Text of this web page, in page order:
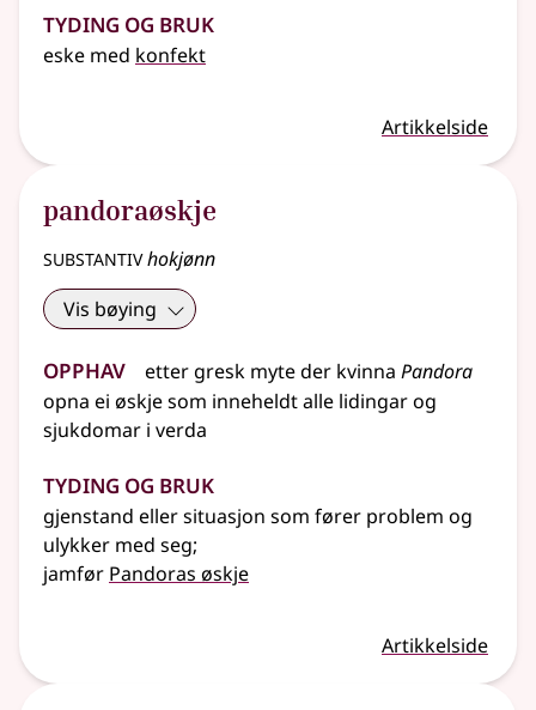
Tyding og bruk
eske med konfekt
Artikkelside
pandoraøskje
substantivhokjønn
Vis bøying
Opphav etter gresk myte der kvinna Pandora
opna ei øskje som inneheldt alle lidingar og
sjukdomar i verda
Tyding og bruk
gjenstand eller situasjon som fører problem og
ulykker med seg;
jamfør Pandoras øskje
Artikkelside